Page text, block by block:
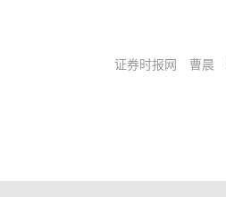
证券时报网 曹晨